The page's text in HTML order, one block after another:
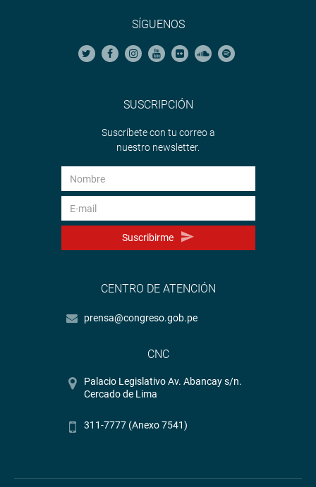
SÍGUENOS
SUSCRIPCIÓN
Suscríbete con tu correo a
nuestro newsletter.
Suscribirme
CENTRO DE ATENCIÓN
prensa@congreso.gob.pe
CNC
Palacio Legislativo Av. Abancay s/n.
Cercado de Lima
311-7777 (Anexo 7541)